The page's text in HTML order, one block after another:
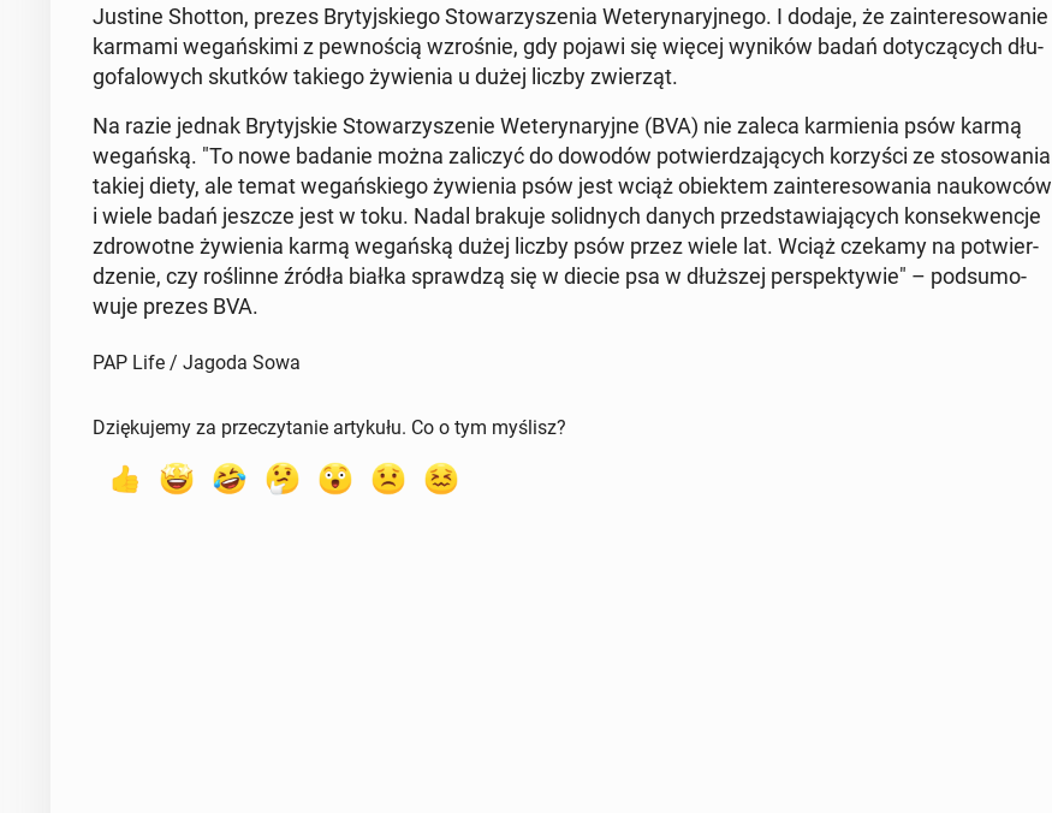
Justine Shotton, prezes Bry­tyj­skie­go Sto­wa­rzy­sze­nia We­te­ry­na­ryj­ne­go. I dodaje, że za­in­te­re­so­wa­nie
karmami we­gań­ski­mi z pew­no­ścią wzro­śnie, gdy pojawi się więcej wyników badań do­ty­czą­cych dłu­
go­fa­lo­wych skutków takiego ży­wie­nia u dużej liczby zwie­rząt.
Na razie jednak Bry­tyj­skie Sto­wa­rzy­sze­nie We­te­ry­na­ryj­ne (BVA) nie zaleca kar­mie­nia psów karmą
we­gań­ską. "To nowe badanie można za­li­czyć do dowodów po­twier­dza­ją­cych ko­rzy­ści ze sto­so­wa­nia
takiej diety, ale temat we­gań­skie­go ży­wie­nia psów jest wciąż obiek­tem za­in­te­re­so­wa­nia na­ukow­ców
i wiele badań jeszcze jest w toku. Nadal brakuje so­lid­nych danych przed­sta­wia­ją­cych kon­se­kwen­cje
zdro­wot­ne ży­wie­nia karmą we­gań­ską dużej liczby psów przez wiele lat. Wciąż czekamy na po­twier­
dze­nie, czy ro­ślin­ne źródła białka spraw­dzą się w diecie psa w dłuż­szej per­spek­ty­wie" – pod­su­mo­
wu­je prezes BVA.
PAP Life / Jagoda Sowa
Dziękujemy za przeczytanie artykułu. Co o tym myślisz?